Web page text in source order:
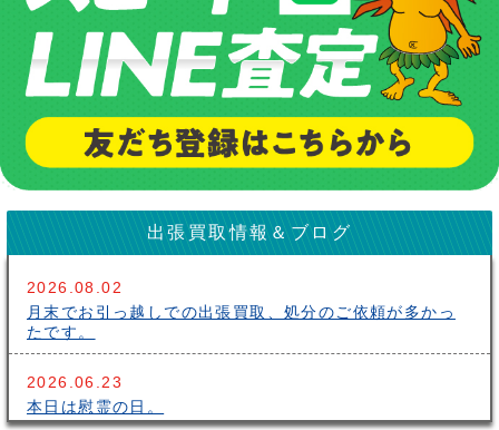
出張買取情報＆ブログ
2026.08.02
月末でお引っ越しでの出張買取、処分のご依頼が多かっ
たです。
2026.06.23
本日は慰霊の日。